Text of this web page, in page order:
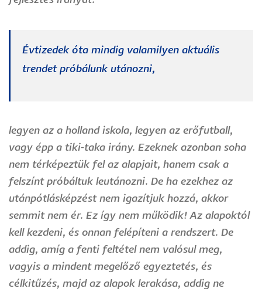
Évtizedek óta mindig valamilyen aktuális
trendet próbálunk utánozni,
legyen az a holland iskola, legyen az erőfutball,
vagy épp a tiki-taka irány. Ezeknek azonban soha
nem térképeztük fel az alapjait, hanem csak a
felszínt próbáltuk leutánozni. De ha ezekhez az
utánpótlásképzést nem igazítjuk hozzá, akkor
semmit nem ér. Ez így nem működik! Az alapoktól
kell kezdeni, és onnan felépíteni a rendszert. De
addig, amíg a fenti feltétel nem valósul meg,
vagyis a mindent megelőző egyeztetés, és
célkitűzés, majd az alapok lerakása, addig ne